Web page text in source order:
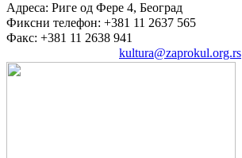
Адреса: Риге од Фере 4, Београд
Фиксни телефон: +381 11 2637 565
Факс: +381 11 2638 941
kultura@zaprokul.org.rs